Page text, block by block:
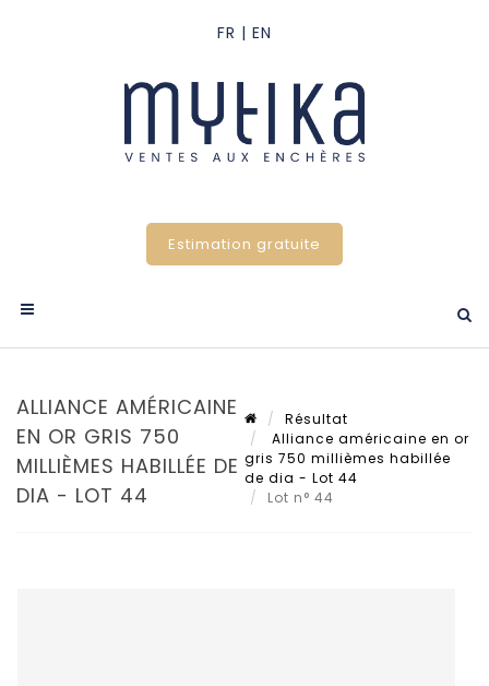
Estimation gratuite
ALLIANCE AMÉRICAINE
EN OR GRIS 750
MILLIÈMES HABILLÉE DE
DIA - LOT 44
Résultat
Alliance américaine en or
gris 750 millièmes habillée
de dia - Lot 44
Lot n° 44